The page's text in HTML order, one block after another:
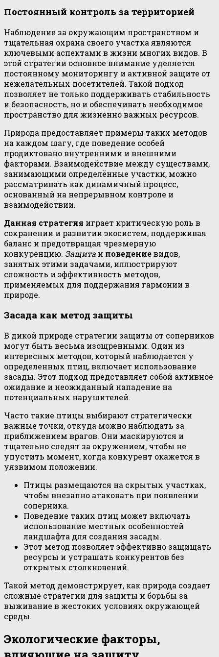
Постоянный контроль за территорией
Наблюдение за окружающим пространством и
тщательная охрана своего участка являются
ключевыми аспектами в жизни многих видов. В
этой стратегии основное внимание уделяется
постоянному мониторингу и активной защите от
нежелательных посетителей. Такой подход
позволяет не только поддерживать стабильность
и безопасность, но и обеспечивать необходимое
пространство для жизненно важных ресурсов.
Природа предоставляет примеры таких методов
на каждом шагу, где поведение особей
продиктовано внутренними и внешними
факторами. Взаимодействие между существами,
занимающими определённые участки, можно
рассматривать как динамичный процесс,
основанный на непрерывном контроле и
взаимодействии.
Данная стратегия играет критическую роль в
сохранении и развитии экосистем, поддерживая
баланс и предотвращая чрезмерную
конкуренцию. Защита и поведениевидов,
занятых этими задачами, иллюстрируют
сложность и эффективность методов,
применяемых для поддержания гармонии в
природе.
Засада как метод защиты
В дикой природе стратегии защиты от соперников
могут быть весьма изощренными. Один из
интересных методов, который наблюдается у
определенных птиц, включает использование
засады. Этот подход представляет собой активное
ожидание и неожиданный нападение на
потенциальных нарушителей.
Часто такие птицы выбирают стратегически
важные точки, откуда можно наблюдать за
приближением врагов. Они маскируются и
тщательно следят за окружением, чтобы не
упустить момент, когда конкурент окажется в
уязвимом положении.
Птицы размещаются на скрытых участках,
чтобы внезапно атаковать при появлении
соперника.
Поведение таких птиц может включать
использование местных особенностей
ландшафта для создания засады.
Этот метод позволяет эффективно защищать
ресурсы и устрашать конкурентов без
открытых столкновений.
Такой метод демонстрирует, как природа создает
сложные стратегии для защиты и борьбы за
выживание в жестоких условиях окружающей
среды.
Экологические факторы,